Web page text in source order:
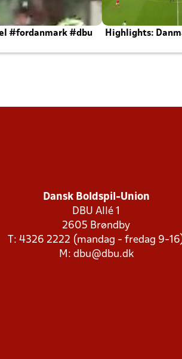
#fordanmark #dbu
Highlights:
Dansk Boldspil-Union
DBU Allé 1
2605 Brøndby
T: 4326 2222 (mandag - fredag 9-
M: dbu@dbu.dk